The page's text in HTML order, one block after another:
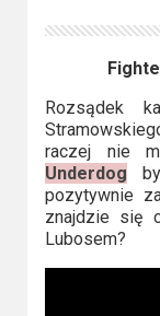
Rozsądek
raczej nie
Underdog
pozytywnie
znajdzie się
Lubosem?